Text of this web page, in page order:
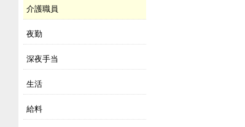
介護職員
夜勤
深夜手当
生活
給料